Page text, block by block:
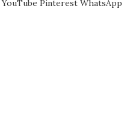
YouTube Pinterest WhatsApp